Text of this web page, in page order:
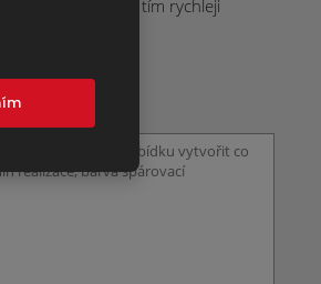
projektu sdělíte, tím rychleji